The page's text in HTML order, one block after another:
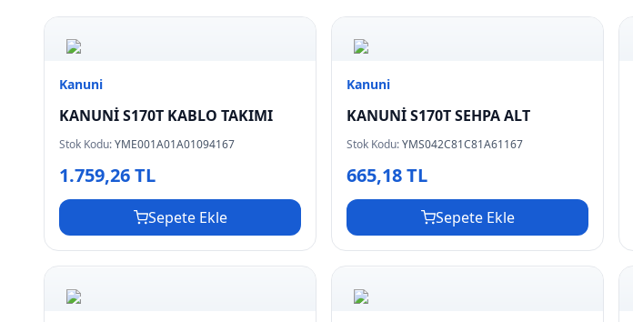
Kanuni
KANUNİ S170T KABLO TAKIMI
Stok Kodu:YME001A01A01094167
1.759,26 TL
Sepete Ekle
Kanuni
KANUNİ S170T SEHPA ALT
Stok Kodu:YMS042C81C81A61167
665,18 TL
Sepete Ekle